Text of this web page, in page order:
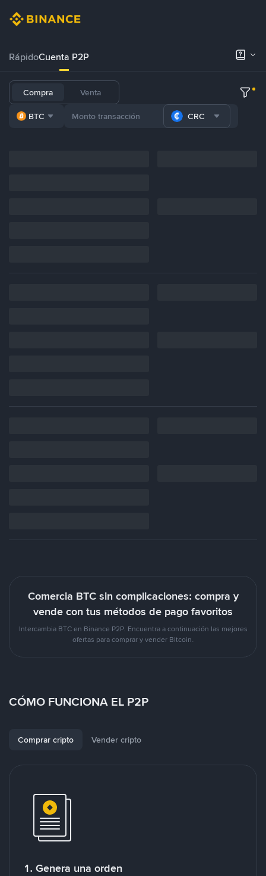
RápidoCuenta P2P
Compra Venta
BTC CRC
Comercia BTC sin complicaciones: compra y
vende con tus métodos de pago favoritos
Intercambia BTC en Binance P2P. Encuentra a continuación las mejores
ofertas para comprar y vender Bitcoin.
CÓMO FUNCIONA EL P2P
Comprar cripto Vender cripto
1. Genera una orden